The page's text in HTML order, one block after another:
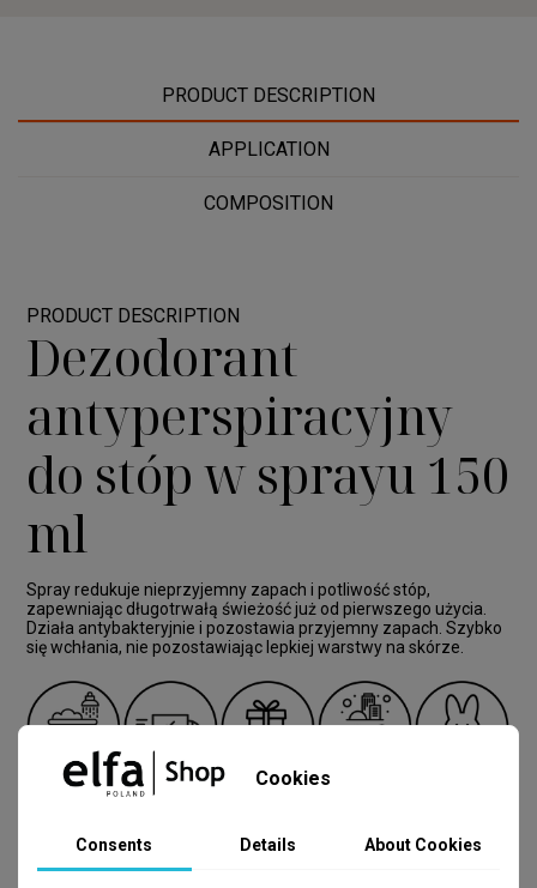
PRODUCT DESCRIPTION
APPLICATION
COMPOSITION
PRODUCT DESCRIPTION
Dezodorant
antyperspiracyjny
do stóp w sprayu 150
ml
Spray redukuje nieprzyjemny zapach i potliwość stóp,
zapewniając długotrwałą świeżość już od pierwszego użycia.
Działa antybakteryjnie i pozostawia przyjemny zapach. Szybko
się wchłania, nie pozostawiając lepkiej warstwy na skórze.
Cookies
Consents Details About Cookies